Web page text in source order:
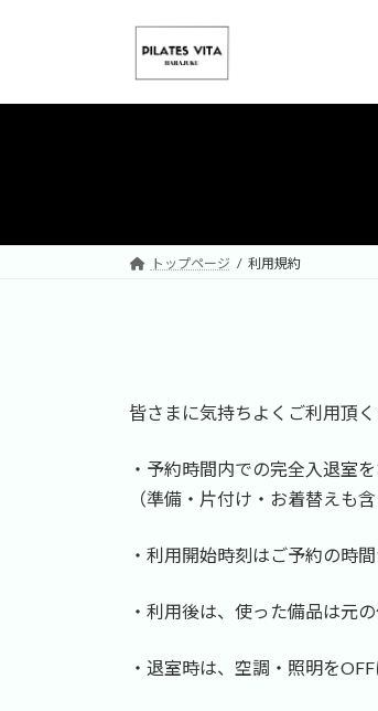
プ
動
トップページ 利用規約
皆さまに気持ちよくご利用頂
・予約時間内での完全入退室を
（準備・片付け・お着替えも含
・利用開始時刻はご予約の時間
・利用後は、使った備品は元
・退室時は、空調・照明を